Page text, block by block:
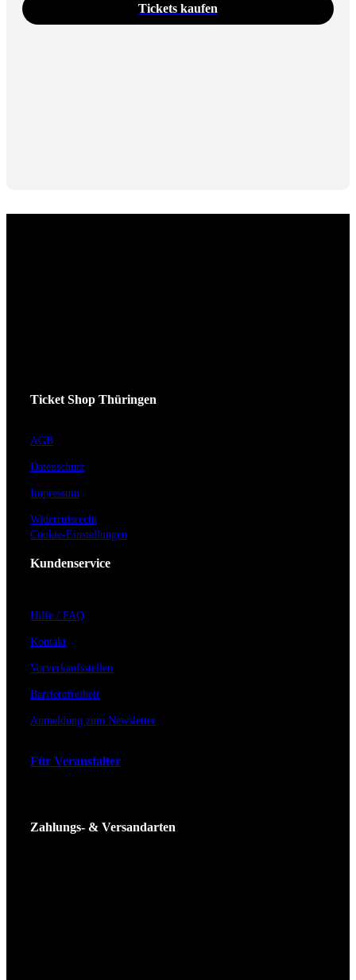
Tickets kaufen
Ticket Shop Thüringen
AGB
Datenschutz
Impressum
Widerrufsrecht
Cookie-Einstellungen
Kundenservice
Hilfe / FAQ
Kontakt
Vorverkaufsstellen
Barrierefreiheit
Anmeldung zum Newsletter
Für Veranstalter
Zahlungs- & Versandarten